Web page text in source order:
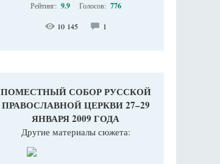
Рейтинг: 9.9 Голосов: 776
10 145 1
ПОМЕСТНЫЙ СОБОР РУССКОЙ
ПРАВОСЛАВНОЙ ЦЕРКВИ 27–29
ЯНВАРЯ 2009 ГОДА
Другие материалы сюжета: